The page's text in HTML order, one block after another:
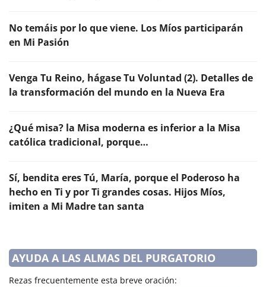
No temáis por lo que viene. Los Míos participarán
en Mi Pasión
Venga Tu Reino, hágase Tu Voluntad (2). Detalles de
la transformación del mundo en la Nueva Era
¿Qué misa? la Misa moderna es inferior a la Misa
católica tradicional, porque…
Sí, bendita eres Tú, María, porque el Poderoso ha
hecho en Ti y por Ti grandes cosas. Hijos Míos,
imiten a Mi Madre tan santa
AYUDA A LAS ALMAS DEL PURGATORIO
Rezas frecuentemente esta breve oración: